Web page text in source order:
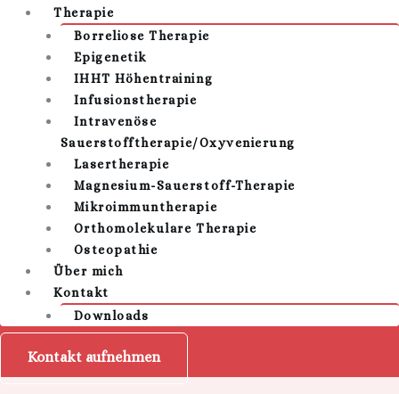
Therapie
Borreliose Therapie
Epigenetik
IHHT Höhentraining
Infusionstherapie
Intravenöse
Sauerstofftherapie/Oxyvenierung
Lasertherapie
Magnesium-Sauerstoff-Therapie
Mikroimmuntherapie
Orthomolekulare Therapie
Osteopathie
Über mich
Kontakt
Downloads
Kontakt aufnehmen